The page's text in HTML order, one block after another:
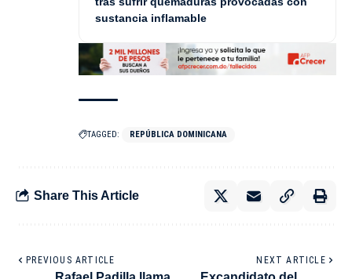
sustancia inflamable
TAGGED: REPÚBLICA DOMINICANA
Share This Article
PREVIOUS ARTICLE NEXT ARTICLE